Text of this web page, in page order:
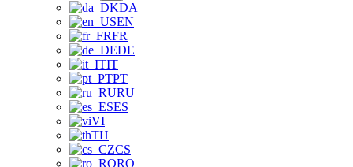
DA
EN
FR
DE
IT
PT
RU
ES
VI
TH
CS
RO